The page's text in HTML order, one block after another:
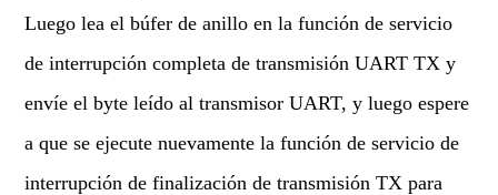
Luego lea el búfer de anillo en la función de servicio
de interrupción completa de transmisión UART TX y
envíe el byte leído al transmisor UART, y luego espere
a que se ejecute nuevamente la función de servicio de
interrupción de finalización de transmisión TX para